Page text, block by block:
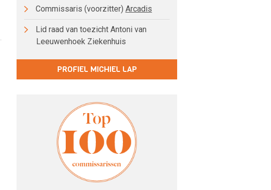
Commissaris (voorzitter) Arcadis
Lid raad van toezicht Antoni van
Leeuwenhoek Ziekenhuis
PROFIEL MICHIEL LAP